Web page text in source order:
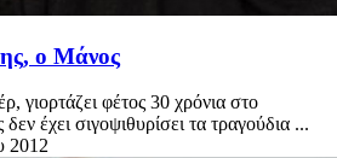
ο Μάνος
γιορτάζει φέτος 30 χρόνια στο
έχει σιγοψιθυρίσει τα τραγούδια ...
2012